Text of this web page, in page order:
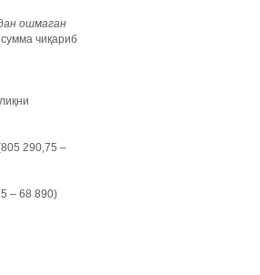
ошмаган
чиқариб
290,75 –
– 68 890)